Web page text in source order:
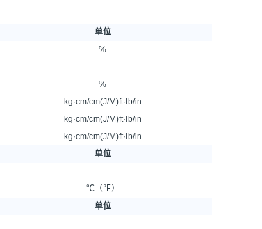
单位
%
%
kg·cm/cm(J/M)ft·lb/in
kg·cm/cm(J/M)ft·lb/in
kg·cm/cm(J/M)ft·lb/in
单位
℃（℉）
单位